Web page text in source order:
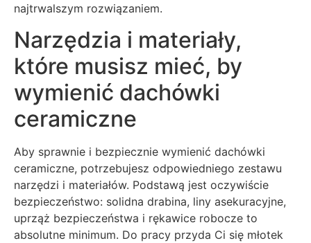
najtrwalszym rozwiązaniem.
Narzędzia i materiały,
które musisz mieć, by
wymienić dachówki
ceramiczne
Aby sprawnie i bezpiecznie wymienić dachówki
ceramiczne, potrzebujesz odpowiedniego zestawu
narzędzi i materiałów. Podstawą jest oczywiście
bezpieczeństwo: solidna drabina, liny asekuracyjne,
uprząż bezpieczeństwa i rękawice robocze to
absolutne minimum. Do pracy przyda Ci się młotek